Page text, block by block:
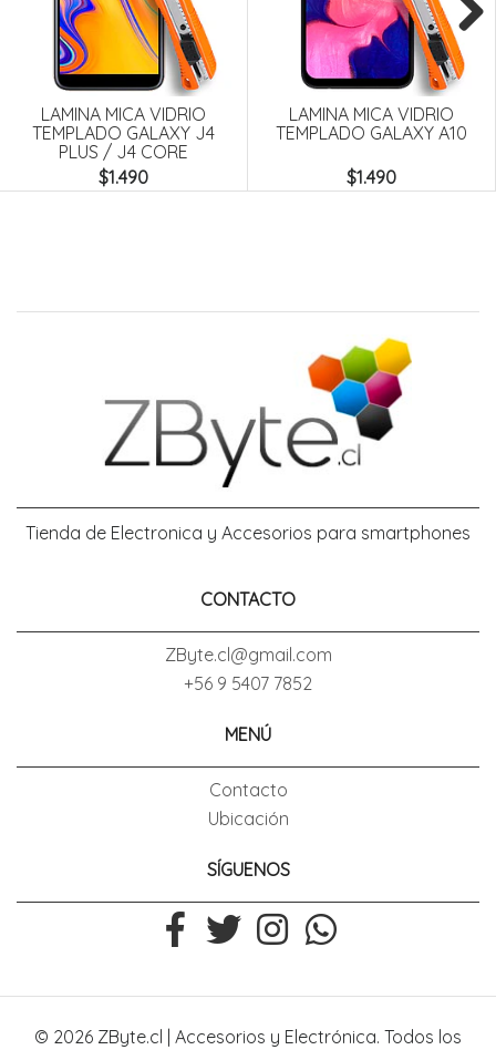
LAMINA MICA VIDRIO
TEMPLADO GALAXY J4
PLUS / J4 CORE
$1.490
LAMINA MICA VIDRIO
TEMPLADO GALAXY A10
$1.490
Next
Tienda de Electronica y Accesorios para smartphones
CONTACTO
ZByte.cl@gmail.com
+56 9 5407 7852
MENÚ
Contacto
Ubicación
SÍGUENOS
© 2026 ZByte.cl | Accesorios y Electrónica. Todos los